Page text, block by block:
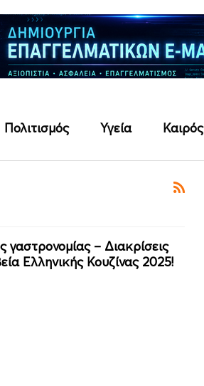
Πολιτισμός Υγεία Καιρός
– Διακρίσεις
Ελληνικής Κουζίνας 2025!